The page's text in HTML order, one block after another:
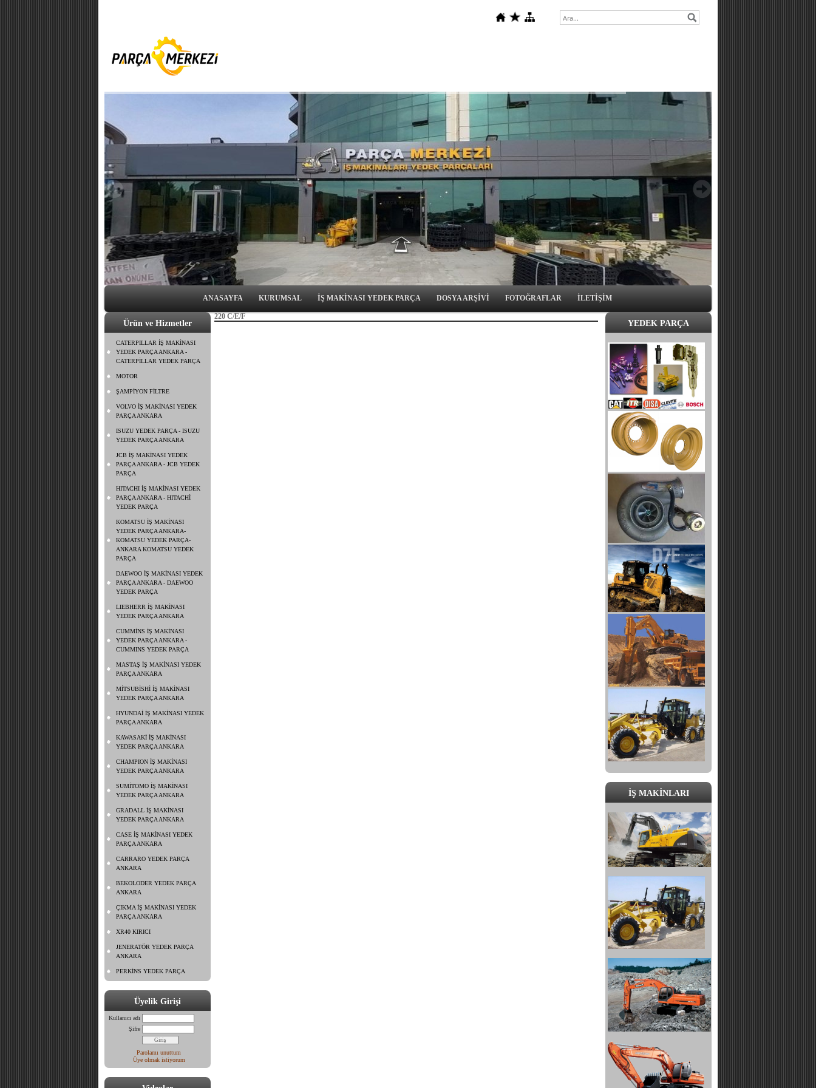
ANASAYFA KURUMSAL İŞ MAKİNASI YEDEK PARÇA DOSYA ARŞİVİ FOTOĞRAFLAR İLETİŞİM
Ürün ve Hizmetler
CATERPILLAR İŞ MAKİNASI
YEDEK PARÇA ANKARA -
CATERPİLLAR YEDEK PARÇA
MOTOR
ŞAMPİYON FİLTRE
VOLVO İŞ MAKİNASI YEDEK
PARÇA ANKARA
ISUZU YEDEK PARÇA - ISUZU
YEDEK PARÇA ANKARA
JCB İŞ MAKİNASI YEDEK
PARÇA ANKARA - JCB YEDEK
PARÇA
HITACHI İŞ MAKİNASI YEDEK
PARÇA ANKARA - HITACHİ
YEDEK PARÇA
KOMATSU İŞ MAKİNASI
YEDEK PARÇA ANKARA-
KOMATSU YEDEK PARÇA-
ANKARA KOMATSU YEDEK
PARÇA
DAEWOO İŞ MAKİNASI YEDEK
PARÇA ANKARA - DAEWOO
YEDEK PARÇA
LIEBHERR İŞ MAKİNASI
YEDEK PARÇA ANKARA
CUMMİNS İŞ MAKİNASI
YEDEK PARÇA ANKARA -
CUMMINS YEDEK PARÇA
MASTAŞ İŞ MAKİNASI YEDEK
PARÇA ANKARA
MİTSUBİSHİ İŞ MAKİNASI
YEDEK PARÇA ANKARA
HYUNDAİ İŞ MAKİNASI YEDEK
PARÇA ANKARA
KAWASAKİ İŞ MAKİNASI
YEDEK PARÇA ANKARA
CHAMPION İŞ MAKİNASI
YEDEK PARÇA ANKARA
SUMİTOMO İŞ MAKİNASI
YEDEK PARÇA ANKARA
GRADALL İŞ MAKİNASI
YEDEK PARÇA ANKARA
CASE İŞ MAKİNASI YEDEK
PARÇA ANKARA
CARRARO YEDEK PARÇA
ANKARA
BEKOLODER YEDEK PARÇA
ANKARA
ÇIKMA İŞ MAKİNASI YEDEK
PARÇA ANKARA
XR40 KIRICI
JENERATÖR YEDEK PARÇA
ANKARA
PERKİNS YEDEK PARÇA
Üyelik Girişi
Kullanıcı adı
Şifre
Parolamı unuttum
Üye olmak istiyorum
220 C/E/F
YEDEK PARÇA
İŞ MAKİNLARI